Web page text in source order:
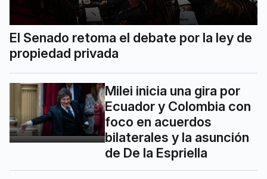
El Senado retoma el debate por la ley de
propiedad privada
Milei inicia una gira por
Ecuador y Colombia con
foco en acuerdos
bilaterales y la asunción
de De la Espriella